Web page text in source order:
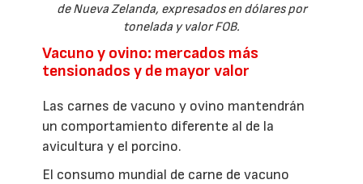
de Nueva Zelanda, expresados en dólares por
tonelada y valor FOB.
Vacuno y ovino: mercados más
tensionados y de mayor valor
Las carnes de vacuno y ovino mantendrán
un comportamiento diferente al de la
avicultura y el porcino.
El consumo mundial de carne de vacuno